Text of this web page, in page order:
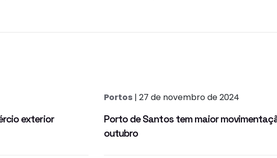
exterior
Portos | 27 de novembro de 2024
Porto de Santos tem maior
outubro